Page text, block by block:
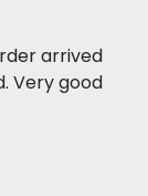
arrived
Very good